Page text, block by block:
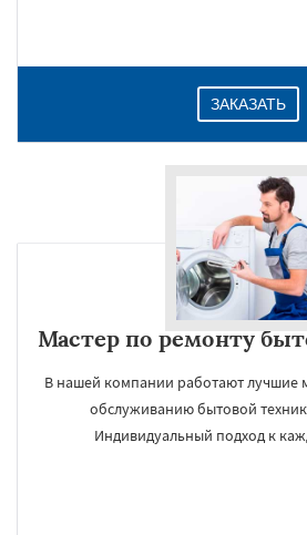
ЗАКАЗАТЬ
Мастер по ремонту
В нашей компании работают лучшие
обслуживанию бытовой
Индивидуальный подход к